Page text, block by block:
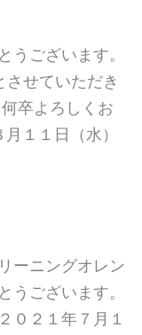
うございます。
せていただき
卒よろしくお
１１日（水）
ーニングオレン
ございます。
２１年７月１